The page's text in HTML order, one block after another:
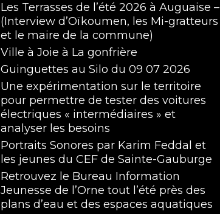
Les Terrasses de l’été 2026 à Auguaise –
(Interview d’Oïkoumen, les Mi-gratteurs
et le maire de la commune)
Ville à Joie à La gonfrière
Guinguettes au Silo du 09 07 2026
Une expérimentation sur le territoire
pour permettre de tester des voitures
électriques « intermédiaires » et
analyser les besoins
Portraits Sonores par Karim Feddal et
les jeunes du CEF de Sainte-Gauburge
Retrouvez le Bureau Information
Jeunesse de l’Orne tout l’été près des
plans d’eau et des espaces aquatiques